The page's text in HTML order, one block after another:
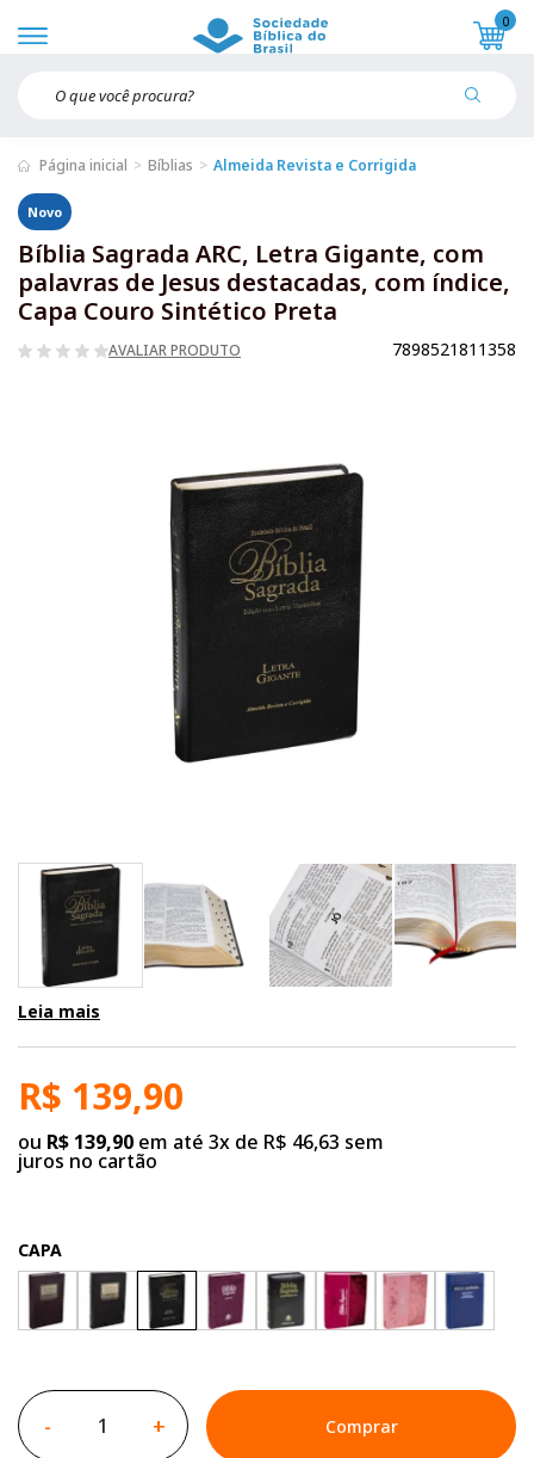
0
Página inicial Bíblias Almeida Revista e Corrigida
Novo
Bíblia Sagrada ARC, Letra Gigante, com
palavras de Jesus destacadas, com índice,
Capa Couro Sintético Preta
AVALIAR PRODUTO 7898521811358
Leia mais
R$ 139,90
ou R$ 139,90 em até 3x de R$ 46,63 sem
juros no cartão
CAPA
- + Comprar